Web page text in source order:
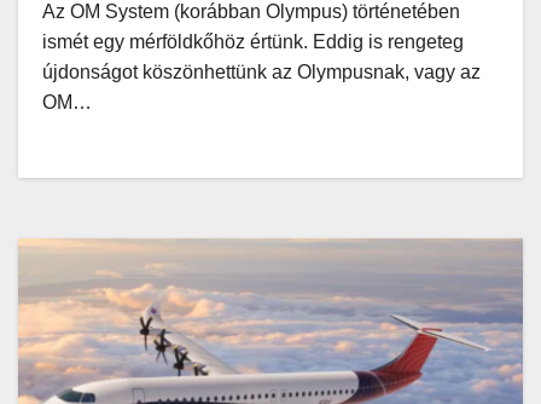
Az OM System (korábban Olympus) történetében
ismét egy mérföldkőhöz értünk. Eddig is rengeteg
újdonságot köszönhettünk az Olympusnak, vagy az
OM…